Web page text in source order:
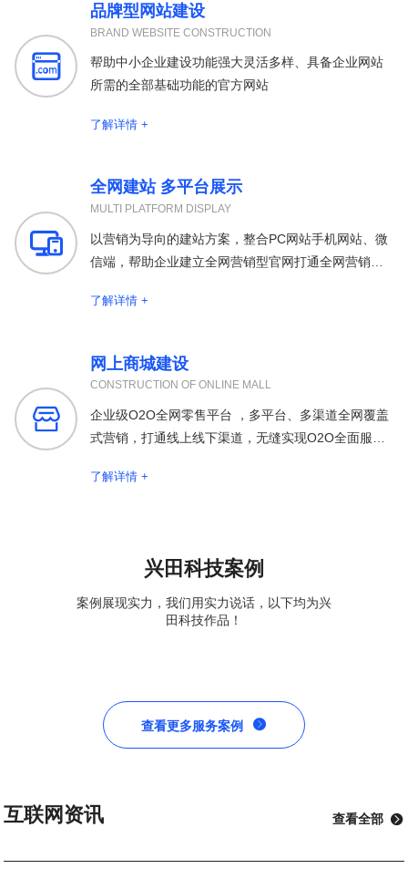

品牌型网站建设
BRAND WEBSITE CONSTRUCTION
帮助中小企业建设功能强大灵活多样、具备企业网站
所需的全部基础功能的官方网站
了解详情 +

全网建站 多平台展示
MULTI PLATFORM DISPLAY
以营销为导向的建站方案，整合PC网站手机网站、微
信端，帮助企业建立全网营销型官网打通全网营销渠
了解详情 +

网上商城建设
CONSTRUCTION OF ONLINE MALL
企业级O2O全网零售平台 ，多平台、多渠道全网覆盖
式营销，打通线上线下渠道，无缝实现O2O全面服务
了解详情 +
兴田科技案例
案例展现实力，我们用实力说话，以下均为兴
田科技作品！
查看更多服务案例 
互联网资讯 查看全部 